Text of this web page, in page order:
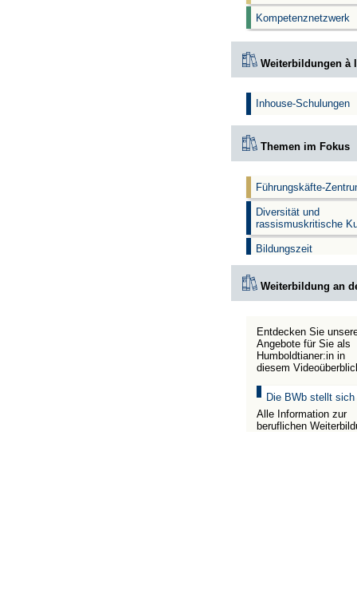
Kompetenznetzwerk
Weiterbildungen à
Inhouse-Schulungen
Themen im Fokus
Führungskäfte-
Diversität und
rassismuskritische
Bildungszeit
Weiterbildung an
Entdecken Sie
Angebote für Sie als
Humboldtianer:in in
diesem
Die BWb stellt sich
Alle Information zur
beruflichen